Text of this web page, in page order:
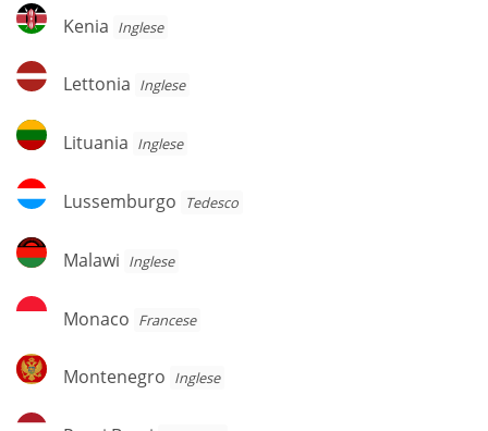
Kenia
Kenia Inglese
Lettonia
Lettonia Inglese
Lituania
Lituania Inglese
Lussemburgo
Lussemburgo Tedesco
Malawi
Malawi Inglese
Monaco
Monaco Francese
Montenegro
Montenegro Inglese
Paesi